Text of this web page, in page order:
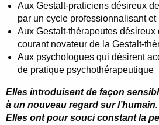
Aux Gestalt-praticiens désireux
par un cycle professionnalisant et
Aux Gestalt-thérapeutes désireux
courant novateur de la Gestalt-
Aux psychologues qui désirent
de pratique psychothérapeutique
Elles introduisent de façon
à un nouveau regard sur l’humain.
Elles ont pour souci constant la